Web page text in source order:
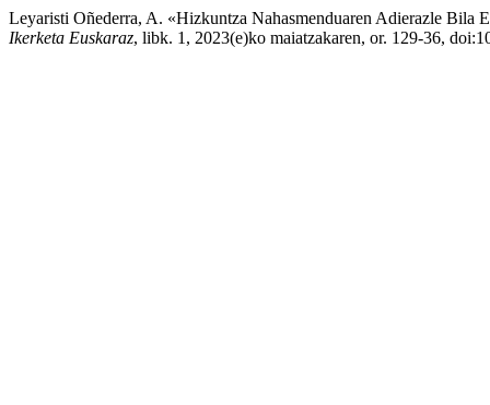
Leyaristi Oñederra, A. «Hizkuntza Nahasmenduaren Adierazle Bila
Ikerketa Euskaraz, libk. 1, 2023(e)ko maiatzakaren, or. 129-36,